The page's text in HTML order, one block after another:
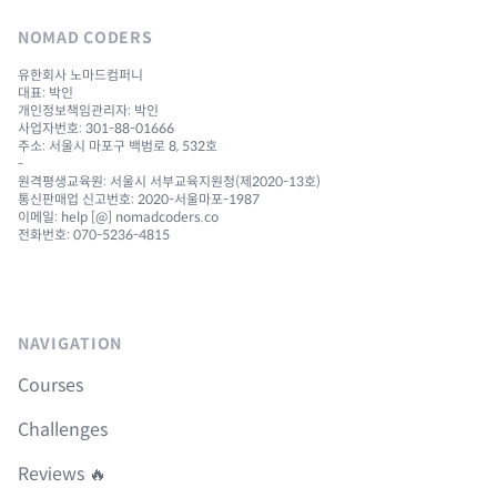
NOMAD CODERS
유한회사 노마드컴퍼니
대표: 박인
개인정보책임관리자: 박인
사업자번호: 301-88-01666
주소: 서울시 마포구 백범로 8, 532호
-
원격평생교육원: 서울시 서부교육지원청(제2020-13호)
통신판매업 신고번호: 2020-서울마포-1987
이메일: help [@] nomadcoders.co
전화번호: 070-5236-4815
NAVIGATION
Courses
Challenges
Reviews 🔥